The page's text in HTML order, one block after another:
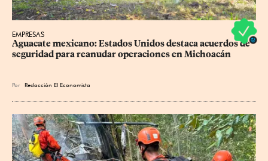
EMPRESAS
Aguacate mexicano: Estados Unidos destaca acuerdos de
seguridad para reanudar operaciones en Michoacán
Por Redacción El Economista